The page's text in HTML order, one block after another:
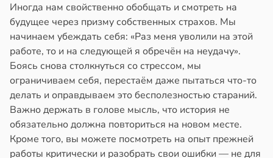
Иногда нам свойственно обобщать и смотреть на
будущее через призму собственных страхов. Мы
начинаем убеждать себя: «Раз меня уволили на этой
работе, то и на следующей я обречён на неудачу».
Боясь снова столкнуться со стрессом, мы
ограничиваем себя, перестаём даже пытаться что-то
делать и оправдываем это бесполезностью стараний.
Важно держать в голове мысль, что история не
обязательно должна повториться на новом месте.
Кроме того, вы можете посмотреть на опыт прежней
работы критически и разобрать свои ошибки — не для